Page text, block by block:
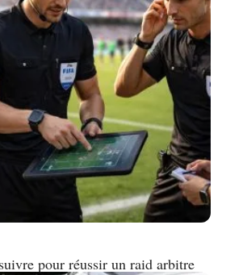
pour réussir un raid arbitre